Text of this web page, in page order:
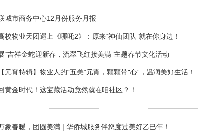
城市商务中心12月份服务月报
物业天团遇上《哪吒2》：原来“神仙团队”就在你身边！
“吉祥金蛇迎新春，流翠飞红接美满”主题春节文化活动
宵特辑】物业人的“五美”元宵，颗颗带“心”，温润美好生活！
黄金时代！这宝藏活动竟然就在咱社区？！
象春暖，团圆美满 | 华侨城服务伴您度过美好乙巳年！